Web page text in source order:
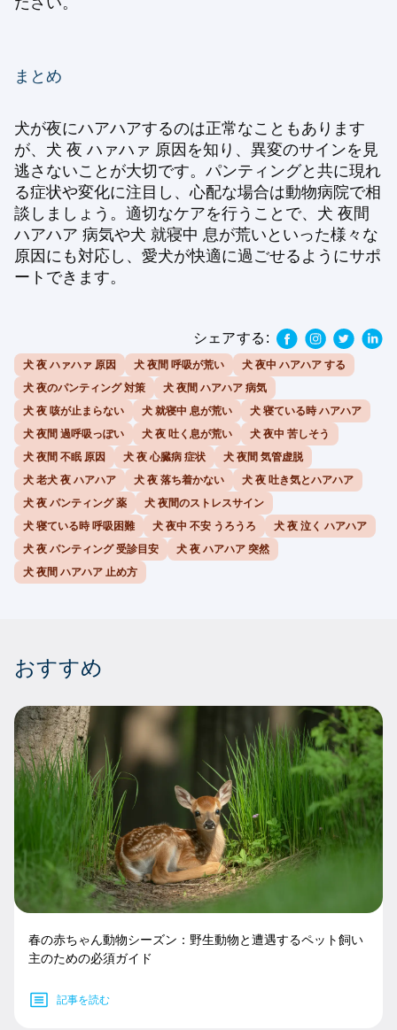
まとめ
犬が夜にハアハアするのは正常なこともあります
が、犬 夜 ハァハァ 原因を知り、異変のサインを見
逃さないことが大切です。パンティングと共に現れ
る症状や変化に注目し、心配な場合は動物病院で相
談しましょう。適切なケアを行うことで、犬 夜間
ハアハア 病気や犬 就寝中 息が荒いといった様々な
原因にも対応し、愛犬が快適に過ごせるようにサポ
ートできます。
シェアする:
犬 夜 ハァハァ 原因 犬 夜間 呼吸が荒い
犬 夜中 ハアハア する
犬 夜のパンティング 対策
犬 夜間 ハアハア 病気
犬 夜 咳が止まらない
犬 就寝中 息が荒い
犬 寝ている時 ハアハア
犬 夜間 過呼吸っぽい
犬 夜 吐く息が荒い
犬 夜中 苦しそう
犬 夜間 不眠 原因
犬 夜 心臓病 症状
犬 夜間 気管虚脱
犬 老犬 夜 ハアハア
犬 夜 落ち着かない
犬 夜 吐き気とハアハア
犬 夜 パンティング 薬
犬 夜間のストレスサイン
犬 寝ている時 呼吸困難
犬 夜中 不安 うろうろ
犬 夜 泣く ハアハア
犬 夜 パンティング 受診目安
犬 夜 ハアハア 突然
犬 夜間 ハアハア 止め方
おすすめ
春の赤ちゃん動物シーズン：野生動物と遭遇するペット飼い
主のための必須ガイド
記事を読む